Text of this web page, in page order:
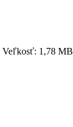
Veľkosť: 1,78 MB